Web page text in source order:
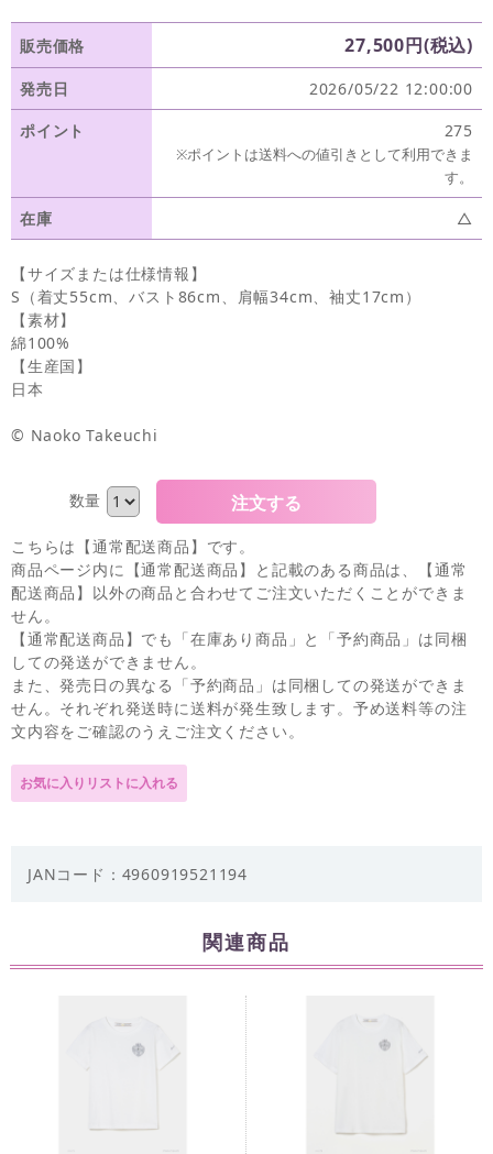
販売価格 27,500円(税込)
発売日
2026/05/22 12:00:00
ポイント
275
※ポイントは送料への値引きとして利用できま
す。
在庫 △
【サイズまたは仕様情報】
S（着丈55cm、バスト86cm、肩幅34cm、袖丈17cm）
【素材】
綿100%
【生産国】
日本
© Naoko Takeuchi
数量
こちらは【通常配送商品】です。
商品ページ内に【通常配送商品】と記載のある商品は、【通常
配送商品】以外の商品と合わせてご注文いただくことができま
せん。
【通常配送商品】でも「在庫あり商品」と「予約商品」は同梱
しての発送ができません。
また、発売日の異なる「予約商品」は同梱しての発送ができま
せん。それぞれ発送時に送料が発生致します。予め送料等の注
文内容をご確認のうえご注文ください。
JANコード：4960919521194
関連商品